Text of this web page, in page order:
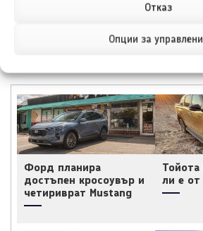
Отказ
Опции за
Форд планира
достъпен кросоувър и
четириврат Mustang
ли е от